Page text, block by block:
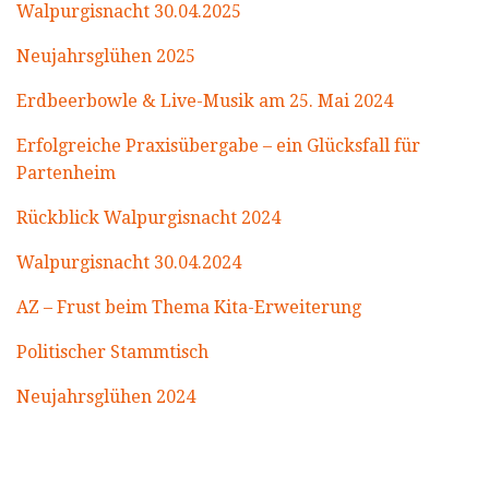
Walpurgisnacht 30.04.2025
Neujahrsglühen 2025
Erdbeerbowle & Live-Musik am 25. Mai 2024
Erfolgreiche Praxisübergabe – ein Glücksfall für
Partenheim
Rückblick Walpurgisnacht 2024
Walpurgisnacht 30.04.2024
AZ – Frust beim Thema Kita-Erweiterung
Politischer Stammtisch
Neujahrsglühen 2024